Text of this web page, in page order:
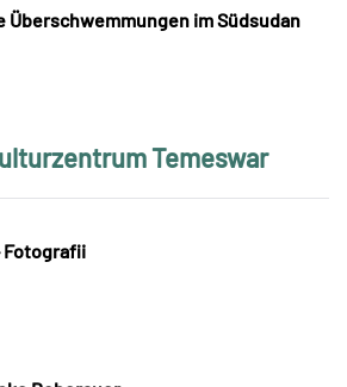
Überschwemmungen im Südsudan
Temeswar
Fotografii